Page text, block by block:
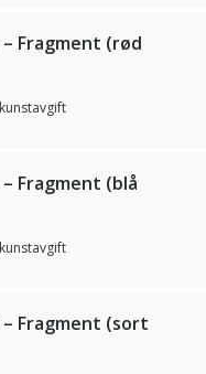
Fragment (rød
Fragment (blå
Fragment (sort